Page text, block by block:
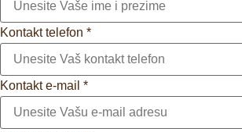
Kontakt telefon *
Kontakt e-mail *